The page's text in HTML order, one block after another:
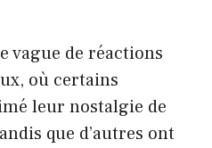
vague de réactions
où certains
leur nostalgie de
que d’autres ont